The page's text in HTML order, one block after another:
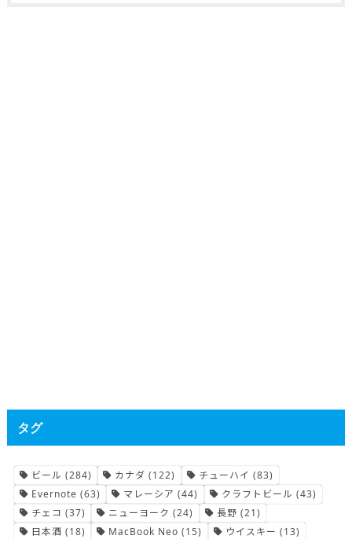
タグ
ビール (284) カナダ (122) チューハイ (83)
Evernote (63) マレーシア (44) クラフトビール (43)
チェコ (37) ニューヨーク (24) 長野 (21)
日本酒 (18) MacBook Neo (15) ウイスキー (13)